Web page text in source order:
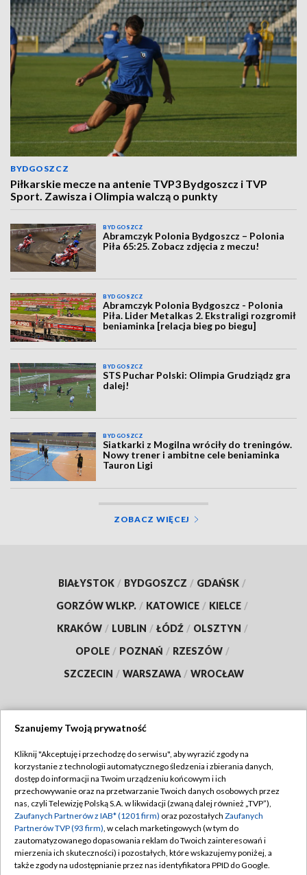
BYDGOSZCZ
Piłkarskie mecze na antenie TVP3 Bydgoszcz i TVP
Sport. Zawisza i Olimpia walczą o punkty
BYDGOSZCZ
Abramczyk Polonia Bydgoszcz – Polonia
Piła 65:25. Zobacz zdjęcia z meczu!
BYDGOSZCZ
Abramczyk Polonia Bydgoszcz - Polonia
Piła. Lider Metalkas 2. Ekstraligi rozgromił
beniaminka [relacja bieg po biegu]
BYDGOSZCZ
STS Puchar Polski: Olimpia Grudziądz gra
dalej!
BYDGOSZCZ
Siatkarki z Mogilna wróciły do treningów.
Nowy trener i ambitne cele beniaminka
Tauron Ligi
ZOBACZ WIĘCEJ
BIAŁYSTOK / BYDGOSZCZ / GDAŃSK /
GORZÓW WLKP. / KATOWICE / KIELCE /
KRAKÓW / LUBLIN / ŁÓDŹ / OLSZTYN /
OPOLE / POZNAŃ / RZESZÓW /
SZCZECIN / WARSZAWA / WROCŁAW
TVP
Abonament TVP
Emisja w TVP
Centrum informacji TVP
Naziemna Telewizja Cyfrowa
Regulamin TVP
Polityka prywatności
Moje zgody
Pomoc
Szanujemy Twoją prywatność
Kliknij "Akceptuję i przechodzę do serwisu", aby wyrazić zgody na
korzystanie z technologii automatycznego śledzenia i zbierania danych,
dostęp do informacji na Twoim urządzeniu końcowym i ich
przechowywanie oraz na przetwarzanie Twoich danych osobowych przez
nas, czyli Telewizję Polską S.A. w likwidacji (zwaną dalej również „TVP”),
Zaufanych Partnerów z IAB* (1201 firm) oraz pozostałych Zaufanych
Partnerów TVP (93 firm), w celach marketingowych (w tym do
zautomatyzowanego dopasowania reklam do Twoich zainteresowań i
mierzenia ich skuteczności) i pozostałych, które wskazujemy poniżej, a
także zgody na udostępnianie przez nas identyfikatora PPID do Google.